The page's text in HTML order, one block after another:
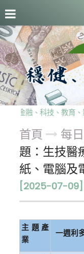
關於辰杰 事業
自金融、科技、教育
首頁 每
題：生技醫
紙、電腦及
[2025-07-09]
主題產
業
一週利